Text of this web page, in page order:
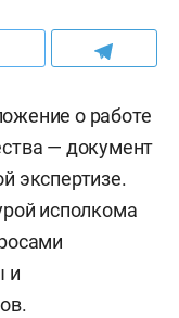
о работе
— документ
экспертизе.
исполкома
и